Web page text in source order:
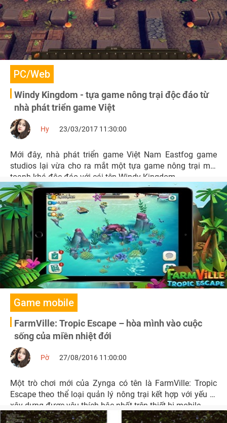
PC/Web
Windy Kingdom - tựa game nông trại độc đáo từ
nhà phát triển game Việt
Hy 23/03/2017 11:30:00
Mới đây, nhà phát triển game Việt Nam Eastfog game
studios lại vừa cho ra mắt một tựa game nông trại mới
toanh khá độc đáo với cái tên Windy Kingdom.
Game mobile
FarmVille: Tropic Escape – hòa mình vào cuộc
sống của miền nhiệt đới
Pờ 27/08/2016 11:00:00
Một trò chơi mới của Zynga có tên là FarmVille: Tropic
Escape theo thể loại quản lý nông trại kết hợp với yếu tố
xây dựng được yêu thích bậc nhất trên thiết bị mobile.